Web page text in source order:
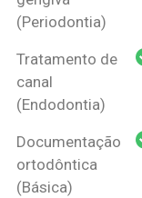
(Periodontia)
Tratamento de
canal
(Endodontia)
Documentação
ortodôntica
(Básica)